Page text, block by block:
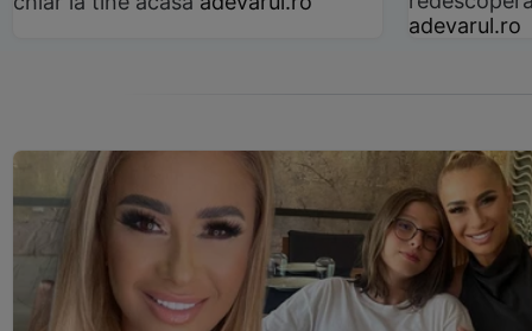
adevarul.ro